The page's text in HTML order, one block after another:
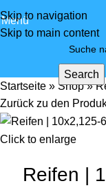
Skip to navigation
Skip to main content
Menü
Search
Startseite » Shop»
Zurück zu den
Click to enlarge
Reifen |